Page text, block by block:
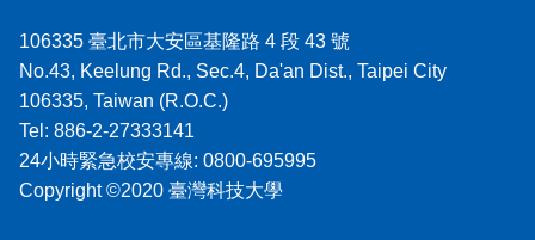
106335 臺北市大安區基隆路 4 段 43 號
No.43, Keelung Rd., Sec.4, Da'an Dist., Taipei City
106335, Taiwan (R.O.C.)
Tel: 886-2-27333141
24小時緊急校安專線: 0800-695995
Copyright ©2020 臺灣科技大學